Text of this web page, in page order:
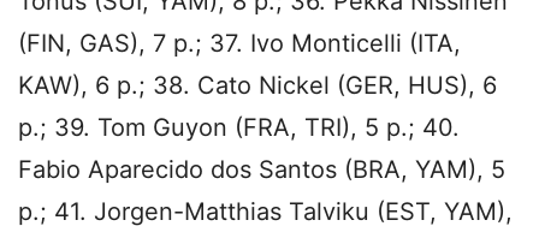
(FIN, GAS), 7 p.; 37. Ivo Monticelli (ITA,
KAW), 6 p.; 38. Cato Nickel (GER, HUS), 6
p.; 39. Tom Guyon (FRA, TRI), 5 p.; 40.
Fabio Aparecido dos Santos (BRA, YAM), 5
p.; 41. Jorgen-Matthias Talviku (EST, YAM),